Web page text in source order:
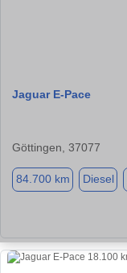
Jaguar E-Pace
Göttingen, 37077
84.700 km Diesel